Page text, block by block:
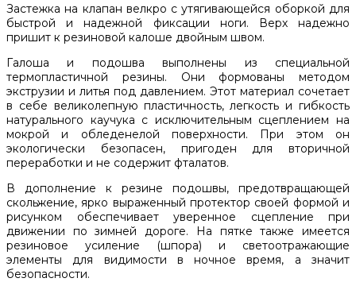
Застежка на клапан велкро с утягивающейся оборкой для
быстрой и надежной фиксации ноги. Верх надежно
пришит к резиновой калоше двойным швом.
Галоша и подошва выполнены из специальной
термопластичной резины. Они формованы методом
экструзии и литья под давлением. Этот материал сочетает
в себе великолепную пластичность, легкость и гибкость
натурального каучука с исключительным сцеплением на
мокрой и обледенелой поверхности. При этом он
экологически безопасен, пригоден для вторичной
переработки и не содержит фталатов.
В дополнение к резине подошвы, предотвращающей
скольжение, ярко выраженный протектор своей формой и
рисунком обеспечивает уверенное сцепление при
движении по зимней дороге. На пятке также имеется
резиновое усиление (шпора) и светоотражающие
элементы для видимости в ночное время, а значит
безопасности.